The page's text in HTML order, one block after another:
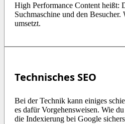
High Performance Content heißt:
Suchmaschine und den
umsetzt.
Technisches SEO
Bei der Technik kann einiges
es dafür Vorgehensweisen. Wie
die Indexierung bei Google